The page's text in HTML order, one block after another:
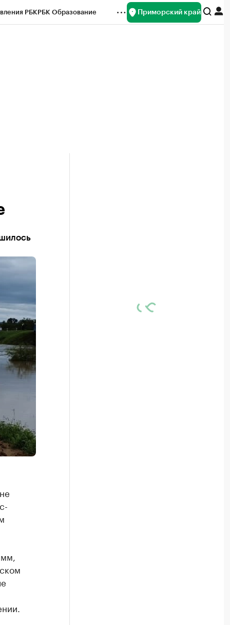
РБКРБК Образование Приморский край